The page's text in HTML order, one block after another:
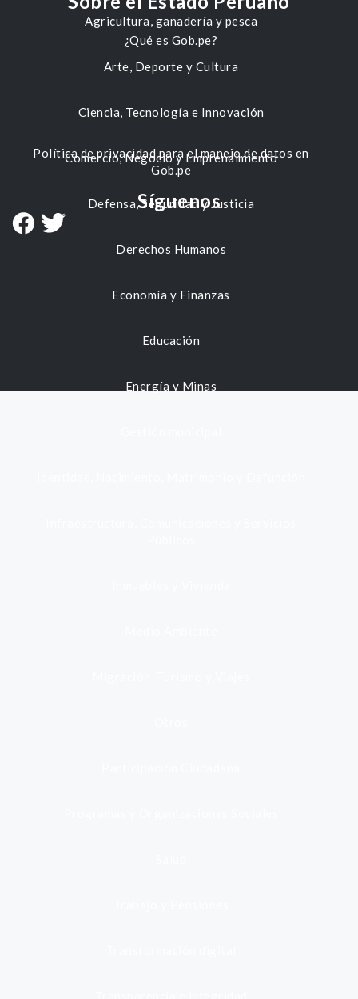
Agricultura, ganadería y pesca
Arte, Deporte y Cultura
Ciencia, Tecnología e Innovación
Comercio, Negocio y Emprendimiento
Defensa, Seguridad y Justicia
Derechos Humanos
Economía y Finanzas
Educación
Energía y Minas
¿Qué es Gob.pe?
Política de privacidad para el manejo de datos en
Gob.pe
Síguenos